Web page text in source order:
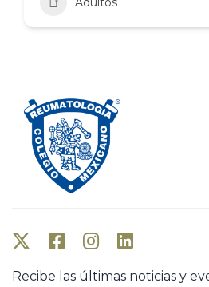
Recibe las últimas noticias y